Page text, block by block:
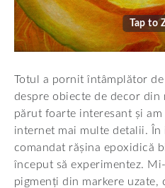
Tap to
Totul a pornit întâmplător
despre obiecte de decor
părut foarte interesant și
internet mai multe detalii. În
comandat rășina epoxidică
început să experimentez.
pigmenți din markere uzate,